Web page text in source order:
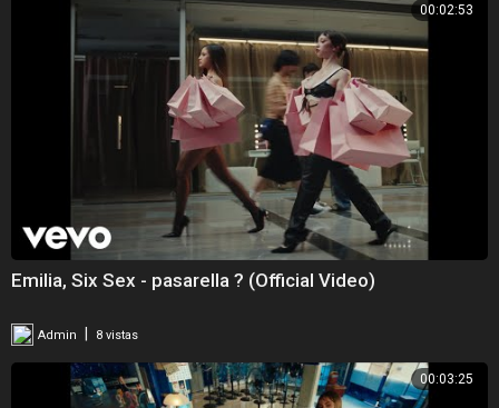
00:02:53
Emilia, Six Sex - pasarella ? (Official Video)
Admin 8 vistas
00:03:25